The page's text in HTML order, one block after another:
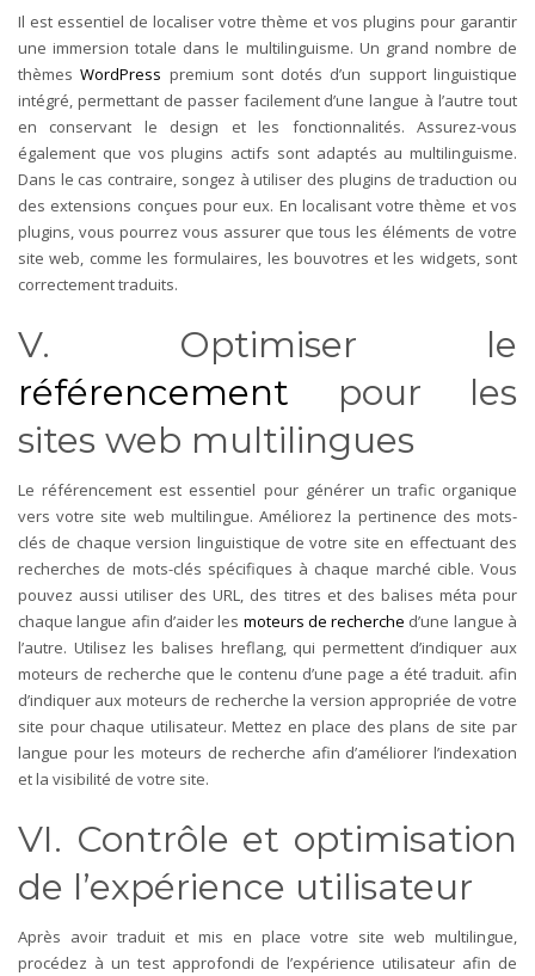
Il est essentiel de localiser votre thème et vos plugins pour garantir
une immersion totale dans le multilinguisme. Un grand nombre de
thèmesWordPress premium sont dotés d’un support linguistique
intégré, permettant de passer facilement d’une langue à l’autre tout
en conservant le design et les fonctionnalités. Assurez-vous
également que vos plugins actifs sont adaptés au multilinguisme.
Dans le cas contraire, songez à utiliser des plugins de traduction ou
des extensions conçues pour eux. En localisant votre thème et vos
plugins, vous pourrez vous assurer que tous les éléments de votre
site web, comme les formulaires, les bouvotres et les widgets, sont
correctement traduits.
V. Optimiser le
référencement pour les
sites web multilingues
Le référencement est essentiel pour générer un trafic organique
vers votre site web multilingue. Améliorez la pertinence des mots-
clés de chaque version linguistique de votre site en effectuant des
recherches de mots-clés spécifiques à chaque marché cible. Vous
pouvez aussi utiliser des URL, des titres et des balises méta pour
chaque langue afin d’aider les moteurs de recherche d’une langue à
l’autre. Utilisez les balises hreflang, qui permettent d’indiquer aux
moteurs de recherche que le contenu d’une page a été traduit. afin
d’indiquer aux moteurs de recherche la version appropriée de votre
site pour chaque utilisateur. Mettez en place des plans de site par
langue pour les moteurs de recherche afin d’améliorer l’indexation
et la visibilité de votre site.
VI. Contrôle et optimisation
de l’expérience utilisateur
Après avoir traduit et mis en place votre site web multilingue,
procédez à un test approfondi de l’expérience utilisateur afin de